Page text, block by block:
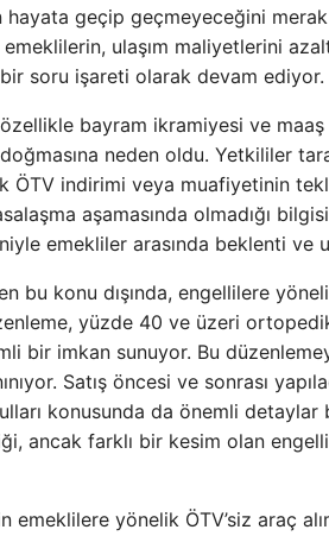
geçip geçmeyeceğini merak
ulaşım maliyetlerini
soru işareti olarak devam ediyor.
bayram ikramiyesi ve maaş
neden oldu. Yetkililer
indirimi veya muafiyetinin
aşamasında olmadığı
emekliler arasında beklenti ve
bu konu dışında, engellilere
yüzde 40 ve üzeri
bir imkan sunuyor. Bu
Satış öncesi ve sonrası
konusunda da önemli
ancak farklı bir kesim olan
yönelik ÖTV’siz araç